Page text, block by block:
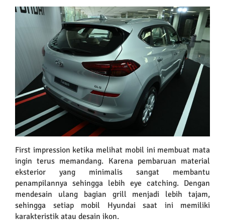
First impression ketika melihat mobil ini membuat mata
ingin terus memandang. Karena pembaruan material
eksterior yang minimalis sangat membantu
penampilannya sehingga lebih eye catching. Dengan
mendesain ulang bagian grill menjadi lebih tajam,
sehingga setiap mobil Hyundai saat ini memiliki
karakteristik atau desain ikon.